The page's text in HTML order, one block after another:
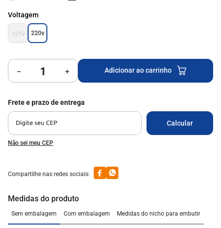
Voltagem
127v 220v
＋
－ Adicionar ao carrinho
Não sei meu CEP
Medidas do produto
Sem embalagem Com embalagem Medidas do nicho para embutir